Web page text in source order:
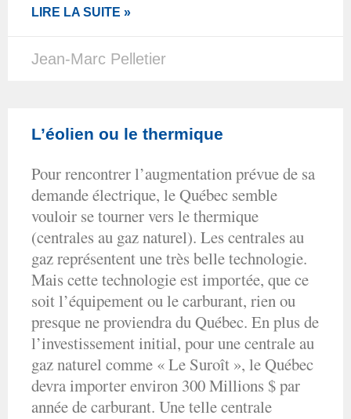
LIRE LA SUITE »
Jean-Marc Pelletier
L’éolien ou le thermique
Pour rencontrer l’augmentation prévue de sa
demande électrique, le Québec semble
vouloir se tourner vers le thermique
(centrales au gaz naturel). Les centrales au
gaz représentent une très belle technologie.
Mais cette technologie est importée, que ce
soit l’équipement ou le carburant, rien ou
presque ne proviendra du Québec. En plus de
l’investissement initial, pour une centrale au
gaz naturel comme « Le Suroît », le Québec
devra importer environ 300 Millions $ par
année de carburant. Une telle centrale